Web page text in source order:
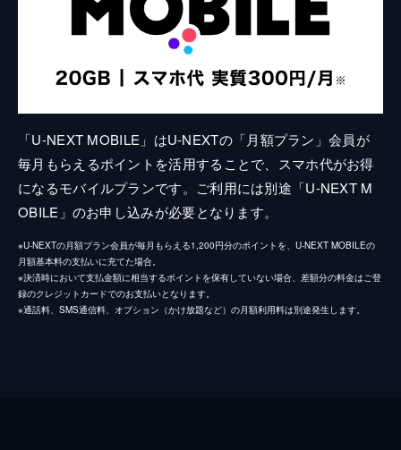
「U-NEXT MOBILE」はU-NEXTの「月額プラン」会員が
毎月もらえるポイントを活用することで、スマホ代がお得
になるモバイルプランです。ご利用には別途「U-NEXT M
OBILE」のお申し込みが必要となります。
※U-NEXTの月額プラン会員が毎月もらえる1,200円分のポイントを、U-NEXT MOBILEの
月額基本料の支払いに充てた場合。
※決済時において支払金額に相当するポイントを保有していない場合、差額分の料金はご登
録のクレジットカードでのお支払いとなります。
※通話料、SMS通信料、オプション（かけ放題など）の月額利用料は別途発生します。